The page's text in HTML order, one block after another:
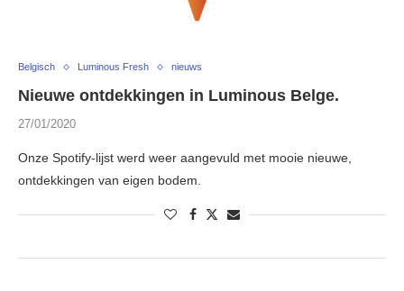
Belgisch Luminous Fresh nieuws
Nieuwe ontdekkingen in Luminous Belge.
27/01/2020
Onze Spotify-lijst werd weer aangevuld met mooie nieuwe,
ontdekkingen van eigen bodem.